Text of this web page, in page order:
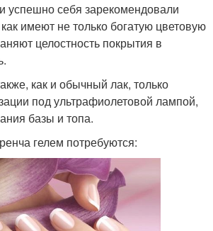
успешно себя зарекомендовали
имеют не только богатую цветовую
целостность покрытия в
как и обычный лак, только
под ультрафиолетовой лампой,
базы и топа.
гелем потребуются: